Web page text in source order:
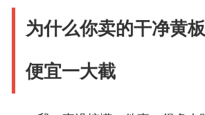
为什么你卖的干净黄
便宜一大截